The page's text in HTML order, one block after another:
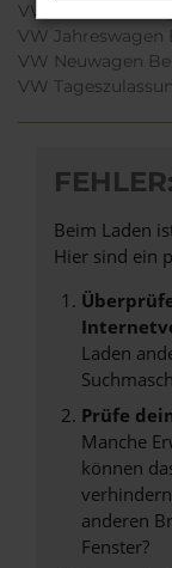
VW
VW Jahreswagen
VW Neuwagen
VW
Beim Laden
Hier sind ein
Laden
Prüfe
Manche
können
anderen
Fenster?